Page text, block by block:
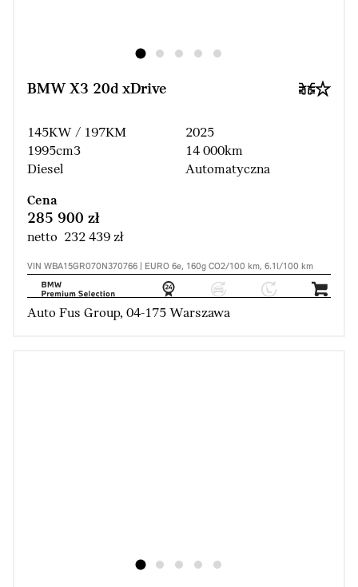
BMW X3 20d xDrive
145KW / 197KM
1995cm3
Diesel
2025
14 000km
Automatyczna
Cena
285 900 zł
netto 232 439 zł
VIN WBA15GR070N370766 | EURO 6e, 160g CO2/100 km, 6.1l/100 km
Auto Fus Group, 04-175 Warszawa